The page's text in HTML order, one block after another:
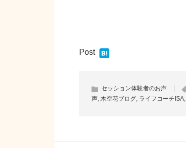
Post
セッション体験者のお声
声, 木空花ブログ, ライフコーチISA,